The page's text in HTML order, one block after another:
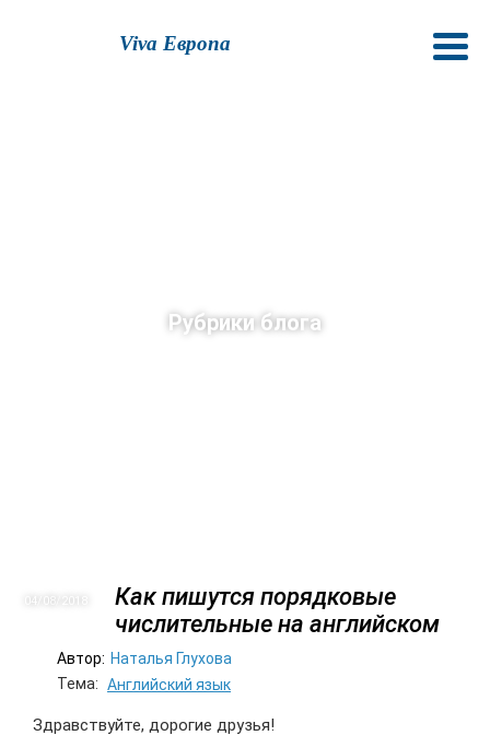
Viva Европа
Рубрики блога
Как пишутся порядковые
числительные на английском
04/08
Автор: Наталья Глухова
Тема: Английский язык
Здравствуйте, дорогие друзья!